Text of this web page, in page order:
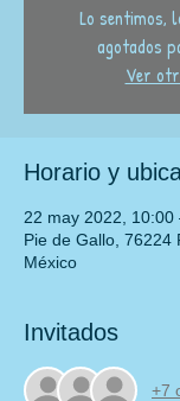
Lo sentimos,
agotados
Ver
Horario y
22 may 2022,
Pie de Gallo, 76224
México
Invitados
+7